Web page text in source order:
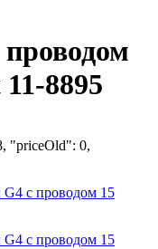
8895
"priceOld": 0,